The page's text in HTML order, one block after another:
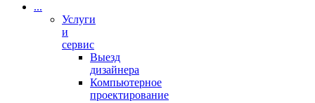
...
Услуги
и
сервис
Выезд
дизайнера
Компьютерное
проектирование